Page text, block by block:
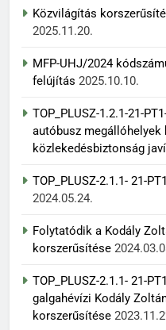
Közvilágítás
2025.11.20.
MFP-UHJ/2024
felújítás 2025.10.10.
TOP_PLUSZ-1.2.1-21-
autóbusz megállóhelyek
közlekedésbiztonság
TOP_PLUSZ-2.1.1- 21-
2024.05.24.
Folytatódik a Kodály
korszerűsítése
TOP_PLUSZ-2.1.1- 21-
galgahévízi Kodály
korszerűsítése